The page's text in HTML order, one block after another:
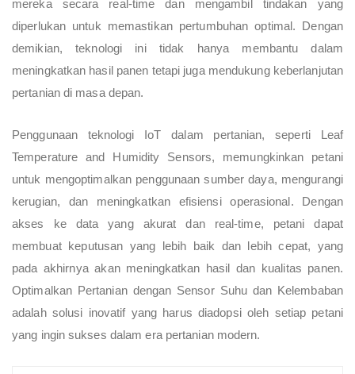
mereka secara real-time dan mengambil tindakan yang
diperlukan untuk memastikan pertumbuhan optimal. Dengan
demikian, teknologi ini tidak hanya membantu dalam
meningkatkan hasil panen tetapi juga mendukung keberlanjutan
pertanian di masa depan.
Penggunaan teknologi IoT dalam pertanian, seperti Leaf
Temperature and Humidity Sensors, memungkinkan petani
untuk mengoptimalkan penggunaan sumber daya, mengurangi
kerugian, dan meningkatkan efisiensi operasional. Dengan
akses ke data yang akurat dan real-time, petani dapat
membuat keputusan yang lebih baik dan lebih cepat, yang
pada akhirnya akan meningkatkan hasil dan kualitas panen.
Optimalkan Pertanian dengan Sensor Suhu dan Kelembaban
adalah solusi inovatif yang harus diadopsi oleh setiap petani
yang ingin sukses dalam era pertanian modern.